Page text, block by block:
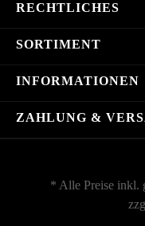
RECHTLICHES
SORTIMENT
INFORMATIONEN
ZAHLUNG &
* Alle Preise inkl.